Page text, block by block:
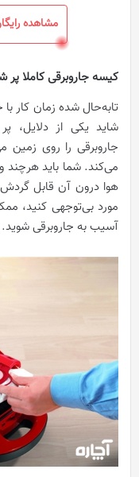
مشاهده
کیسه جاروبرقی کاملا پر
تابه‌حال شده زمان کار
شاید یکی از دلایل،
جاروبرقی را روی زمین
می‌کند. شما باید هرچند
هوا درون آن قابل
مورد بی‌توجهی کنید،
آسیب به جاروبرقی شوید.